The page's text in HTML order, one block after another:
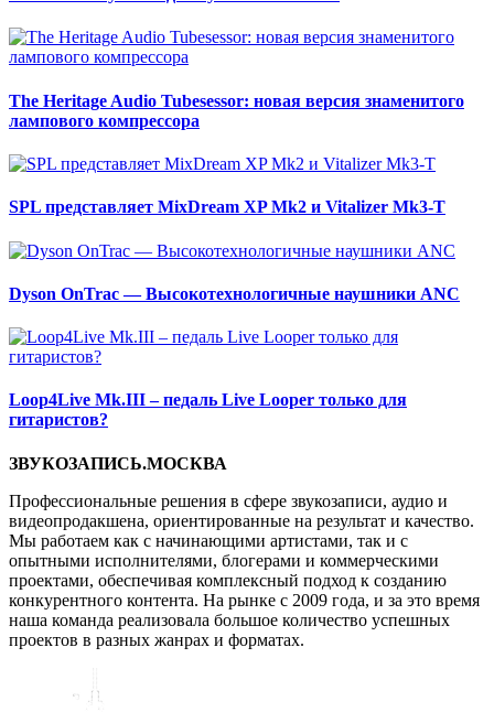
The Heritage Audio Tubesessor: новая версия знаменитого
лампового компрессора
SPL представляет MixDream XP Mk2 и Vitalizer Mk3-T
Dyson OnTrac — Высокотехнологичные наушники ANC
Loop4Live Mk.III – педаль Live Looper только для
гитаристов?
ЗВУКОЗАПИСЬ.МОСКВА
Профессиональные решения в сфере звукозаписи, аудио и
видеопродакшена, ориентированные на результат и качество.
Мы работаем как с начинающими артистами, так и с
опытными исполнителями, блогерами и коммерческими
проектами, обеспечивая комплексный подход к созданию
конкурентного контента. На рынке с 2009 года, и за это время
наша команда реализовала большое количество успешных
проектов в разных жанрах и форматах.